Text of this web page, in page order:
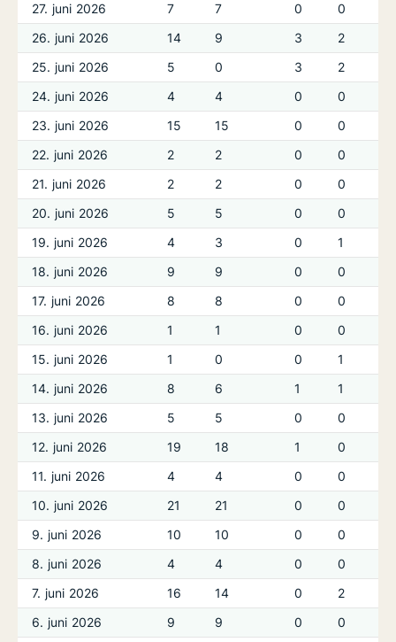
27. juni 2026 7 7 0
0
26. juni 2026
14 9 3
2
25. juni 2026
5 0 3
2
24. juni 2026
4 4 0
0
23. juni 2026
15 15 0
0
22. juni 2026
2 2 0
0
21. juni 2026
2 2 0
0
20. juni 2026
5 5 0
0
19. juni 2026
4 3 0
1
18. juni 2026
9 9 0
0
17. juni 2026
8 8 0
0
16. juni 2026
1 1 0
0
15. juni 2026
1 0 0
1
14. juni 2026
8 6 1
1
13. juni 2026
5 5 0
0
12. juni 2026
19 18 1
0
11. juni 2026
4 4 0
0
10. juni 2026
21 21 0
0
9. juni 2026
10 10 0
0
8. juni 2026
4 4 0
0
7. juni 2026
16 14 0
2
6. juni 2026
9 9 0
0